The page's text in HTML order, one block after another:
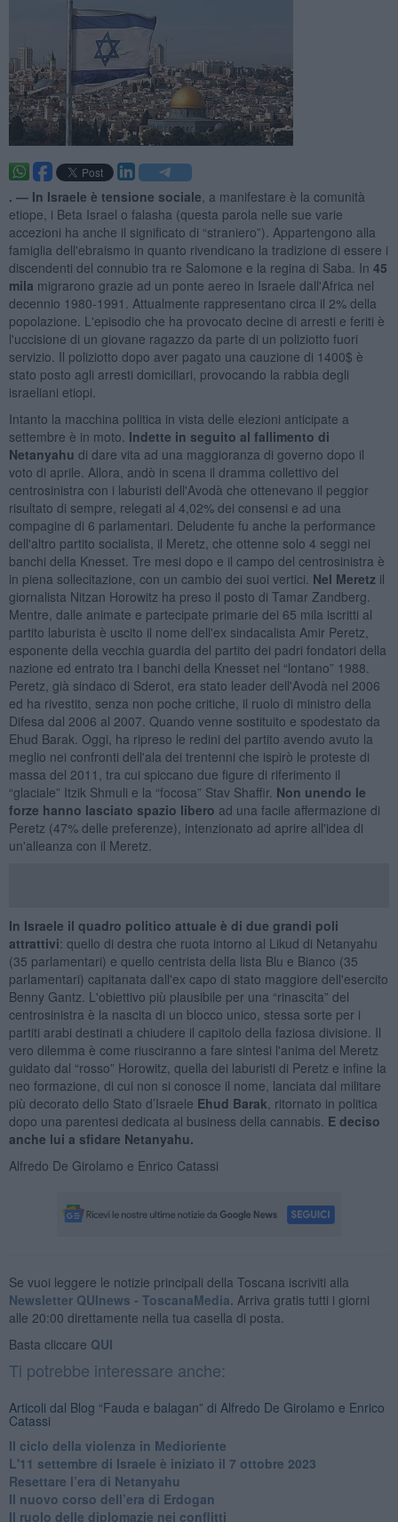
. — In Israele è tensione sociale , a manifestare è la comunità
etiope, i Beta Israel o falasha (questa parola nelle sue varie
accezioni ha anche il significato di “straniero”). Appartengono alla
famiglia dell'ebraismo in quanto rivendicano la tradizione di essere i
discendenti del connubio tra re Salomone e la regina di Saba. In 45
mila migrarono grazie ad un ponte aereo in Israele dall'Africa nel
decennio 1980-1991. Attualmente rappresentano circa il 2% della
popolazione. L'episodio che ha provocato decine di arresti e feriti è
l'uccisione di un giovane ragazzo da parte di un poliziotto fuori
servizio. Il poliziotto dopo aver pagato una cauzione di 1400$ è
stato posto agli arresti domiciliari, provocando la rabbia degli
israeliani etiopi.
Intanto la macchina politica in vista delle elezioni anticipate a
settembre è in moto. Indette in seguito al fallimento di
Netanyahu di dare vita ad una maggioranza di governo dopo il
voto di aprile. Allora, andò in scena il dramma collettivo del
centrosinistra con i laburisti dell'Avodà che ottenevano il peggior
risultato di sempre, relegati al 4,02% dei consensi e ad una
compagine di 6 parlamentari. Deludente fu anche la performance
dell'altro partito socialista, il Meretz, che ottenne solo 4 seggi nei
banchi della Knesset. Tre mesi dopo e il campo del centrosinistra è
in piena sollecitazione, con un cambio dei suoi vertici. Nel Meretz il
giornalista Nitzan Horowitz ha preso il posto di Tamar Zandberg.
Mentre, dalle animate e partecipate primarie dei 65 mila iscritti al
partito laburista è uscito il nome dell'ex sindacalista Amir Peretz,
esponente della vecchia guardia del partito dei padri fondatori della
nazione ed entrato tra i banchi della Knesset nel “lontano” 1988.
Peretz, già sindaco di Sderot, era stato leader dell'Avodà nel 2006
ed ha rivestito, senza non poche critiche, il ruolo di ministro della
Difesa dal 2006 al 2007. Quando venne sostituito e spodestato da
Ehud Barak. Oggi, ha ripreso le redini del partito avendo avuto la
meglio nei confronti dell'ala dei trentenni che ispirò le proteste di
massa del 2011, tra cui spiccano due figure di riferimento il
“glaciale” Itzik Shmuli e la “focosa” Stav Shaffir. Non unendo le
forze hanno lasciato spazio libero ad una facile affermazione di
Peretz (47% delle preferenze), intenzionato ad aprire all'idea di
un'alleanza con il Meretz.
In Israele il quadro politico attuale è di due grandi poli
attrattivi: quello di destra che ruota intorno al Likud di Netanyahu
(35 parlamentari) e quello centrista della lista Blu e Bianco (35
parlamentari) capitanata dall'ex capo di stato maggiore dell'esercito
Benny Gantz. L'obiettivo più plausibile per una “rinascita” del
centrosinistra è la nascita di un blocco unico, stessa sorte per i
partiti arabi destinati a chiudere il capitolo della faziosa divisione. Il
vero dilemma è come riusciranno a fare sintesi l'anima del Meretz
guidato dal “rosso” Horowitz, quella dei laburisti di Peretz e infine la
neo formazione, di cui non si conosce il nome, lanciata dal militare
più decorato dello Stato d’Israele Ehud Barak , ritornato in politica
dopo una parentesi dedicata al business della cannabis. E deciso
anche lui a sfidare Netanyahu.
Alfredo De Girolamo e Enrico Catassi
Se vuoi leggere le notizie principali della Toscana iscriviti alla
Newsletter QUInews - ToscanaMedia. Arriva gratis tutti i giorni
alle 20:00 direttamente nella tua casella di posta.
Basta cliccare QUI
Ti potrebbe interessare anche:
Articoli dal Blog “Fauda e balagan” di Alfredo De Girolamo e Enrico
Catassi
Il ciclo della violenza in Medioriente
L'11 settembre di Israele è iniziato il 7 ottobre 2023
Resettare l’era di Netanyahu
​Il nuovo corso dell’era di Erdogan
Il ruolo delle diplomazie nei conflitti